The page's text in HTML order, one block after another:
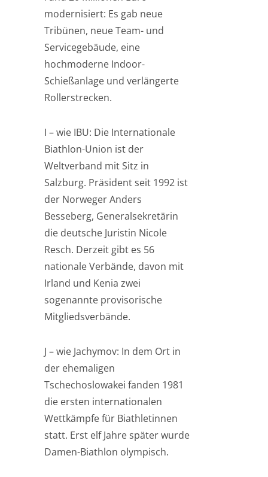
modernisiert: Es gab neue
Tribünen, neue Team- und
Servicegebäude, eine
hochmoderne Indoor-
Schießanlage und verlängerte
Rollerstrecken.
I – wie IBU: Die Internationale
Biathlon-Union ist der
Weltverband mit Sitz in
Salzburg. Präsident seit 1992 ist
der Norweger Anders
Besseberg, Generalsekretärin
die deutsche Juristin Nicole
Resch. Derzeit gibt es 56
nationale Verbände, davon mit
Irland und Kenia zwei
sogenannte provisorische
Mitgliedsverbände.
J – wie Jachymov: In dem Ort in
der ehemaligen
Tschechoslowakei fanden 1981
die ersten internationalen
Wettkämpfe für Biathletinnen
statt. Erst elf Jahre später wurde
Damen-Biathlon olympisch.